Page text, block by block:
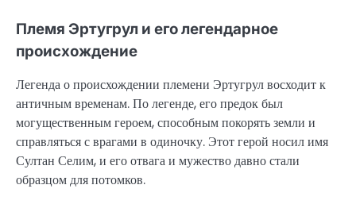
Племя Эртугрул и его легендарное
происхождение
Легенда о происхождении племени Эртугрул восходит к
античным временам. По легенде, его предок был
могущественным героем, способным покорять земли и
справляться с врагами в одиночку. Этот герой носил имя
Султан Селим, и его отвага и мужество давно стали
образцом для потомков.